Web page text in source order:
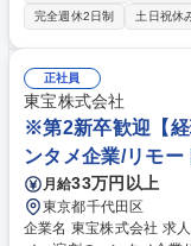
細】■財務業務:出納業務
業務:国内外の取引先の
績管理（一部）※業務に
てのご経験がなくとも問
成、税務業務、監査業務
応じて将来チャレンジする事が可能です
プ唯一の総合商社/経理
完全週休2日制
土日祝休
正社員
東宝株式会社
※第2新卒歓迎【
ンタメ企業/リモー
月給33万円以上
東京都千代田区
企業名 東宝株式会社 求人名 ※第2新卒歓迎【経理担当者】映画・アニ